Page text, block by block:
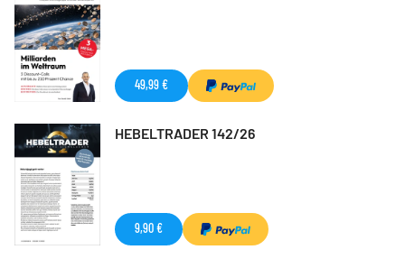
49,99 €
HEBELTRADER 142/26
9,90 €